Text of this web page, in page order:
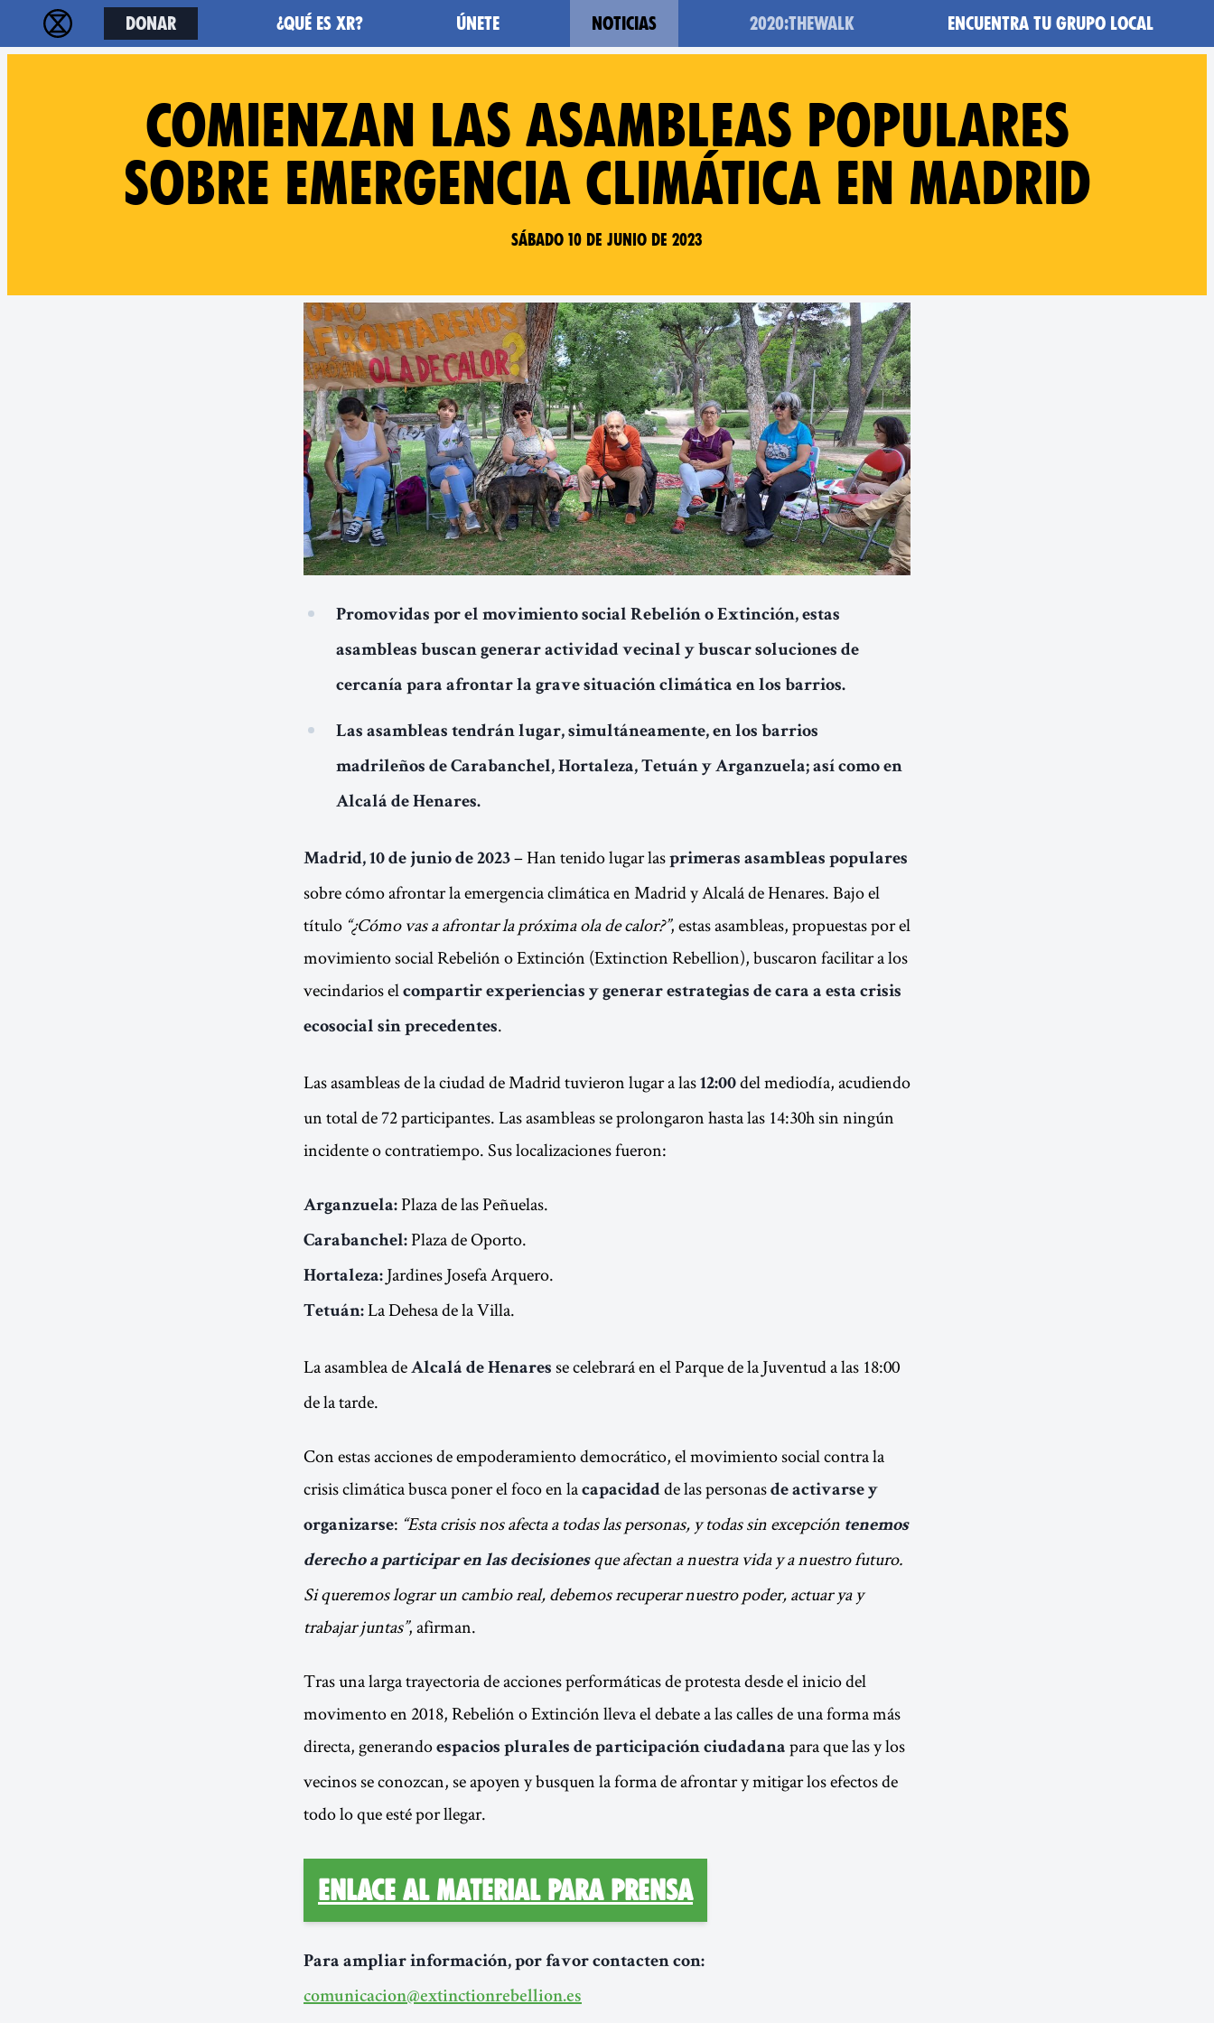
Donar ¿Qué es XR? Únete Noticias 2020:TheWalk Encuentra tu grupo local
Comienzan las Asambleas Populares
sobre emergencia climática en Madrid
Sábado 10 de junio de 2023
Promovidas por el movimiento social Rebelión o Extinción, estas
asambleas buscan generar actividad vecinal y buscar soluciones de
cercanía para afrontar la grave situación climática en los barrios.
Las asambleas tendrán lugar, simultáneamente, en los barrios
madrileños de Carabanchel, Hortaleza, Tetuán y Arganzuela; así como en
Alcalá de Henares.
Madrid, 10 de junio de 2023 – Han tenido lugar las primeras asambleas populares
sobre cómo afrontar la emergencia climática en Madrid y Alcalá de Henares. Bajo el
título “¿Cómo vas a afrontar la próxima ola de calor?”, estas asambleas, propuestas por el
movimiento social Rebelión o Extinción (Extinction Rebellion), buscaron facilitar a los
vecindarios el compartir experiencias y generar estrategias de cara a esta crisis
ecosocial sin precedentes.
Las asambleas de la ciudad de Madrid tuvieron lugar a las 12:00 del mediodía, acudiendo
un total de 72 participantes. Las asambleas se prolongaron hasta las 14:30h sin ningún
incidente o contratiempo. Sus localizaciones fueron:
Arganzuela: Plaza de las Peñuelas.
Carabanchel: Plaza de Oporto.
Hortaleza: Jardines Josefa Arquero.
Tetuán: La Dehesa de la Villa.
La asamblea de Alcalá de Henares se celebrará en el Parque de la Juventud a las 18:00
de la tarde.
Con estas acciones de empoderamiento democrático, el movimiento social contra la
crisis climática busca poner el foco en la capacidad de las personas de activarse y
organizarse: “Esta crisis nos afecta a todas las personas, y todas sin excepción tenemos
derecho a participar en las decisionesque afectan a nuestra vida y a nuestro futuro.
Si queremos lograr un cambio real, debemos recuperar nuestro poder, actuar ya y
trabajar juntas”, afirman.
Tras una larga trayectoria de acciones performáticas de protesta desde el inicio del
movimento en 2018, Rebelión o Extinción lleva el debate a las calles de una forma más
directa, generando espacios plurales de participación ciudadana para que las y los
vecinos se conozcan, se apoyen y busquen la forma de afrontar y mitigar los efectos de
todo lo que esté por llegar.
Enlace al material para prensa
Para ampliar información, por favor contacten con:
comunicacion@extinctionrebellion.es